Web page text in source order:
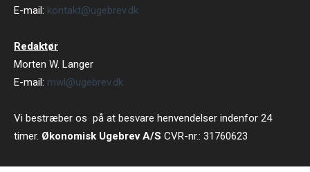
E-mail: kontakt@ugebrev.dk
Redaktør
Morten W. Langer
E-mail: mwl@ugebrev.dk
Vi bestræber os på at besvare henvendelser indenfor 24
timer. Økonomisk Ugebrev A/S CVR-nr.: 31760623